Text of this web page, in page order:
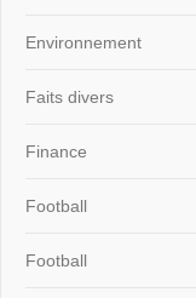
Environnement
Faits divers
Finance
Football
Football